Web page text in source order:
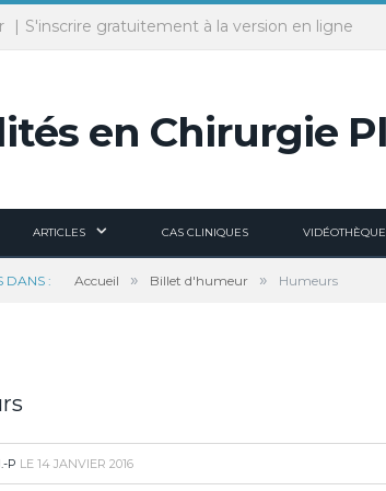
S'inscrire gratuitement à la version en ligne
ARTICLES CAS CLINIQUES VIDÉOTHÈQUE
DANS : Accueil » Billet d'humeur » Humeurs
P LE 14 JANVIER 2016